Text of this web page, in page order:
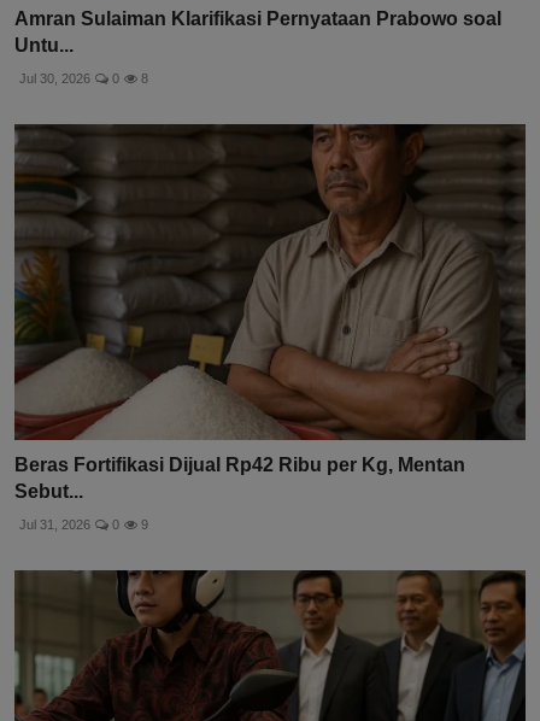
Amran Sulaiman Klarifikasi Pernyataan Prabowo soal
Untu...
Jul 30, 2026 0 8
Beras Fortifikasi Dijual Rp42 Ribu per Kg, Mentan
Sebut...
Jul 31, 2026 0 9